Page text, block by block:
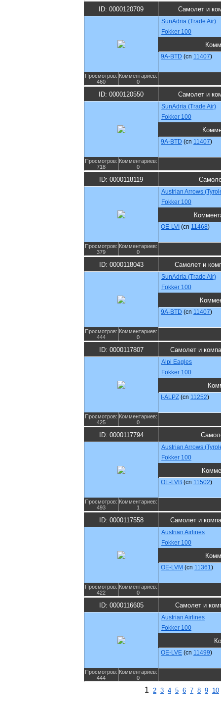
ID: 0000120709 Самолет и
SunAdria (Trade Air)
Fokker 100
9A-BTD (cn 11407)
Просмотров:
460
Комментариев:
0
ID: 0000120550 Самолет и
SunAdria (Trade Air)
Fokker 100
9A-BTD (cn 11407)
Просмотров:
718
Комментариев:
0
ID: 0000118119
Austrian Arrows
Fokker 100
OE-LVI (cn 11468)
Просмотров:
379
Комментариев:
0
ID: 0000118043 Самолет и
SunAdria (Trade Air)
Fokker 100
9A-BTD (cn 11407)
Просмотров:
444
Комментариев:
0
ID: 0000117807 Самолет и
Alpi Eagles
Fokker 100
I-ALPZ (cn 11252)
Просмотров:
425
Комментариев:
0
ID: 0000117794
Austrian Arrows
Fokker 100
OE-LVB (cn 11502)
Просмотров:
493
Комментариев:
1
ID: 0000117558 Самолет и
Austrian Airlines
Fokker 100
OE-LVM (cn 11361)
Просмотров:
422
Комментариев:
0
ID: 0000116605 Самолет и
Austrian Airlines
Fokker 100
OE-LVE (cn 11499)
Просмотров:
444
Комментариев:
0
1 2 3 4 5 6 7 8 9 10